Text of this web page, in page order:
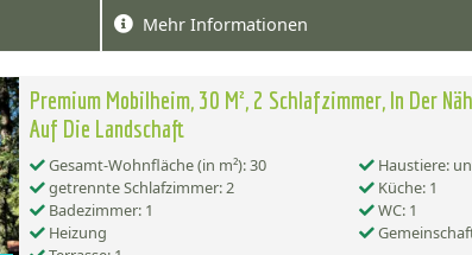
Mehr Informationen
Premium Mobilheim, 30 M², 2 Schlafzimmer, In Der
Auf Die Landschaft
Gesamt-Wohnfläche (in m²): 30
Haustiere:
getrennte Schlafzimmer: 2
Küche: 1
Badezimmer: 1
WC: 1
Heizung